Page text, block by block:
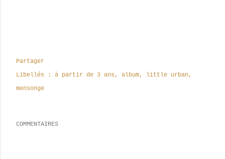
Partager
Libellés :
à partir de 3 ans album
little urban
mensonge
COMMENTAIRES